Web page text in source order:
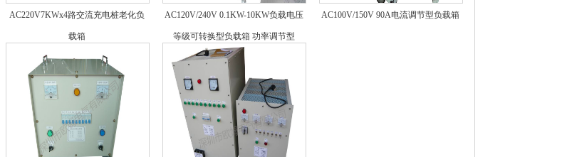
AC220V7KWx4路交流充电桩老化负
载箱
AC120V/240V 0.1KW-10KW负载电压
等级可转换型负载箱 功率调节型
AC100V/150V 90A电流调节型负载箱